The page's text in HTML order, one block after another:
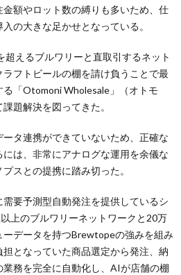
額やロット数の縛りも多いため、仕
の大きな足かせとなっている。
えるブルワリーと直取引するネット
フトビールの棚を請け負うことで最
「Otomoni Wholesale」（オトモ
題解決を図ってきた。
タ連携ができていないため、正確な
は、非常にアナログな運用を余儀な
スとの提携に踏み切った。
要予測型自動発注を提供しているシ
上のブルワリーネットワークと20万
データを持つBrewtopeの強みを組み
となっていた商品選定から発注、納
務を完全に自動化し、AIが店舗の棚